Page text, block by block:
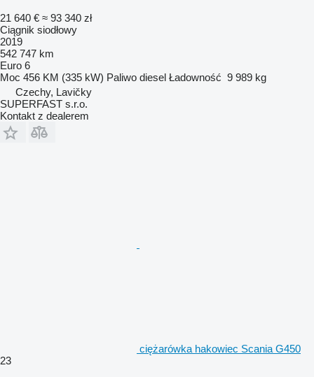
21 640 € ≈ 93 340 zł
Ciągnik siodłowy
2019
542 747 km
Euro 6
Moc 456 KM (335 kW) Paliwo diesel Ładowność 9 989 kg
Czechy, Lavičky
SUPERFAST s.r.o.
Kontakt z dealerem
ciężarówka hakowiec Scania G450
23